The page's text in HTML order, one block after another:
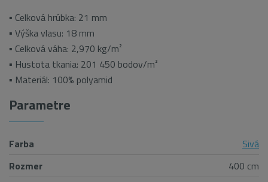
▪ Celková hrúbka: 21 mm
▪ Výška vlasu: 18 mm
▪ Celková váha: 2,970 kg/m²
▪ Hustota tkania: 201 450 bodov/m²
▪ Materiál: 100% polyamid
Parametre
Farba
Sivá
Rozmer
400 cm